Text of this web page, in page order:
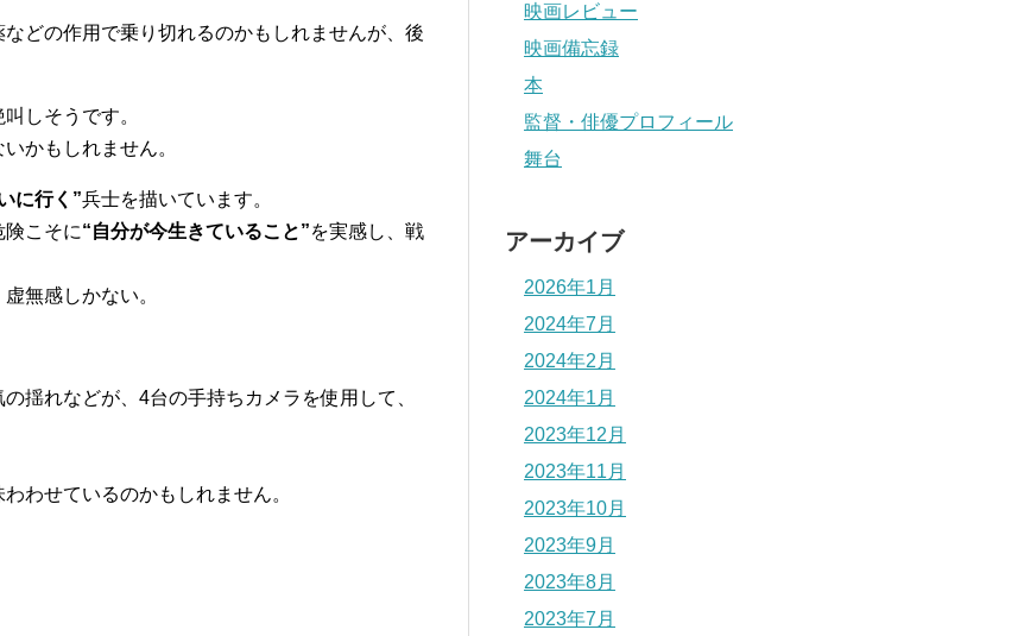
どの作用で乗り切れるのかもしれませんが、後
しそうです。
かもしれません。
に行く”兵士を描いています。
こそに“自分が今生きていること”を実感し、戦
無感しかない。
揺れなどが、4台の手持ちカメラを使用して、
わわせているのかもしれません。
映画レビュー
映画備忘録
本
監督・俳優プロフィール
舞台
アーカイブ
2026年1月
2024年7月
2024年2月
2024年1月
2023年12月
2023年11月
2023年10月
2023年9月
2023年8月
2023年7月